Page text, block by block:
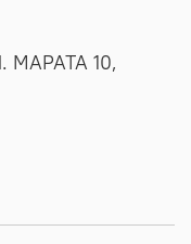
МАРАТА 10,